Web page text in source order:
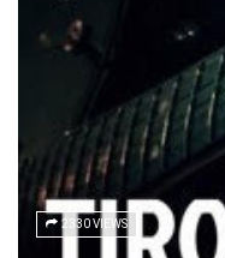
2330 VIEWS